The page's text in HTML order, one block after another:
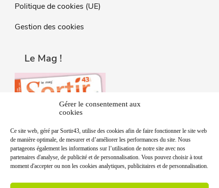
Gérer le consentement aux
cookies
Ce site web, géré par Sortir43, utilise des cookies afin de faire fonctionner le site web
de manière optimale, de mesurer et d’améliorer les performances du site. Nous
partageons également les informations sur l’utilisation de notre site avec nos
partenaires d'analyse, de publicité et de personnalisation. Vous pouvez choisir à tout
moment d'accepter ou non les cookies analytiques, publicitaires et de personnalisation.
Politique de cookies (UE)
Gestion des cookies
Le Mag !